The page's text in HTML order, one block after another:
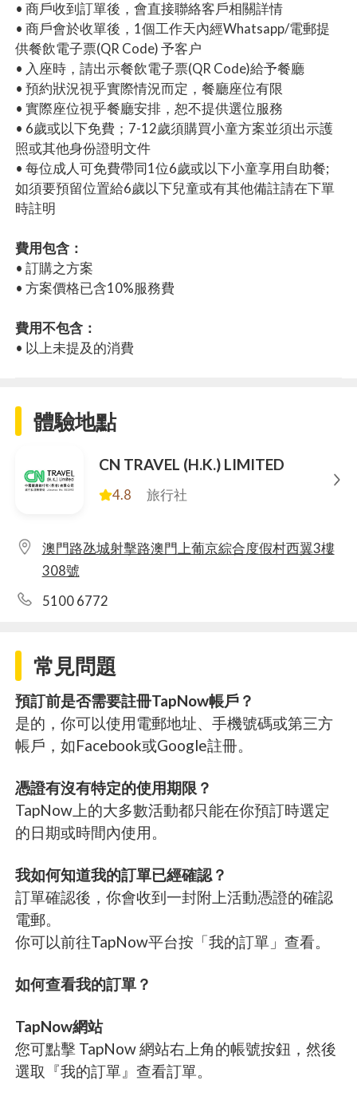
• 商戶收到訂單後，會直接聯絡客戶相關詳情
• 商戶會於收單後，1個工作天內經Whatsapp/電郵提
供餐飲電子票(QR Code) 予客户
• 入座時，請出示餐飲電子票(QR Code)給予餐廳
• 預約狀況視乎實際情況而定，餐廳座位有限
• 實際座位視乎餐廳安排，恕不提供選位服務
• 6歲或以下免費；7-12歲須購買小童方案並須出示護
照或其他身份證明文件
• 每位成人可免費帶同1位6歲或以下小童享用自助餐;
如須要預留位置給6歲以下兒童或有其他備註請在下單
時註明
費用包含：
• 訂購之方案
• 方案價格已含10%服務費
費用不包含：
• 以上未提及的消費
體驗地點
CN TRAVEL (H.K.) LIMITED
4.8 旅行社
澳門路氹城射擊路澳門上葡京綜合度假村西翼3樓
308號
5100 6772
常見問題
預訂前是否需要註冊TapNow帳戶？
是的，你可以使用電郵地址、手機號碼或第三方
帳戶，如Facebook或Google註冊。
憑證有沒有特定的使用期限？
TapNow上的大多數活動都只能在你預訂時選定
的日期或時間內使用。
我如何知道我的訂單已經確認？
訂單確認後，你會收到一封附上活動憑證的確認
電郵。
你可以前往TapNow平台按「我的訂單」查看。
如何查看我的訂單？
TapNow網站
您可點擊 TapNow 網站右上角的帳號按鈕，然後
選取『我的訂單』查看訂單。